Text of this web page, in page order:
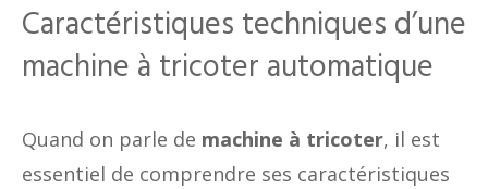
Caractéristiques techniques d’une
machine à tricoter automatique
Quand on parle de machine à tricoter, il est
essentiel de comprendre ses caractéristiques